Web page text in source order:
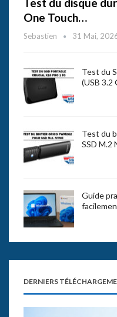
Test du disque
One Touch…
Sebastien 31 Mai,
Test du
(USB 3.2
Test du
SSD M.2
Guide
DERNIERS